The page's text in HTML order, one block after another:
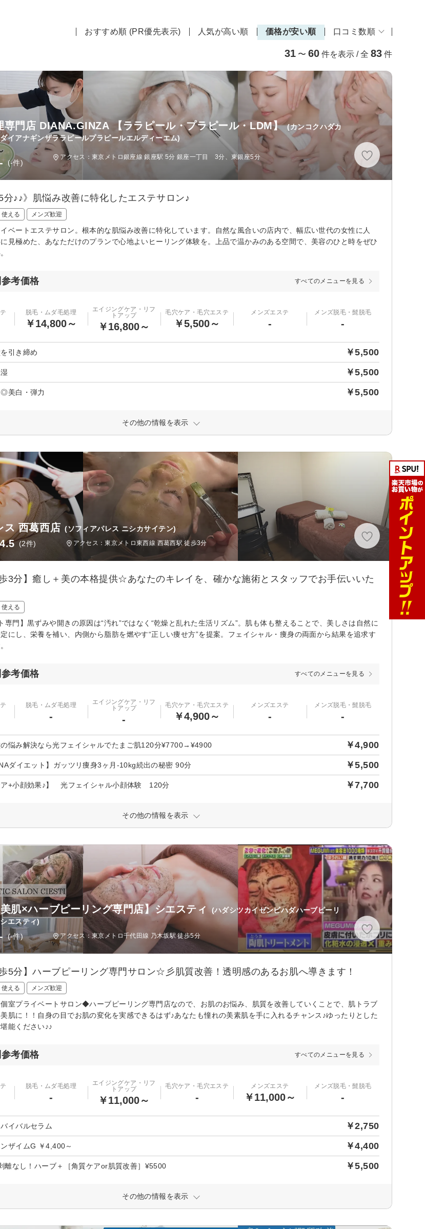
おすすめ順 (PR優先表示) 人気が高い順 価格が安い順 口コミ数順
31 〜 60 件を表示 / 全 83 件
専門店 DIANA.GINZA 【ララピール・プラピール・LDM】 (カンコクハダカ
イアナギンザララピールプラピールエルディーエム)
- (-件)
アクセス：東京メトロ銀座線 銀座駅 5分 銀座一丁目 3分、東銀座5分
分♪♪》肌悩み改善に特化したエステサロン♪
える メンズ歓迎
ベートエステサロン。根本的な肌悩み改善に特化しています。自然な風合いの店内で、幅広い世代の女性に人
見極めた、あなただけのプランで心地よいヒーリング体験を。上品で温かみのある空間で、美容のひと時をぜひ
考価格 すべてのメニューを見る
脱毛・ムダ毛処理
￥14,800～
エイジングケア・リフ
トアップ
￥16,800～
毛穴ケア・毛穴エステ
￥5,500～
メンズエステ
-
メンズ脱毛・髭脱毛
-
引き締め ￥5,500
￥5,500
◎美白・弾力 ￥5,500
その他の情報を表示
ス 西葛西店 (ソフィアパレス ニシカサイテン)
4.5 (2件) アクセス：東京メトロ東西線 西葛西駅 徒歩3分
歩3分】癒し＋美の本格提供☆あなたのキレイを、確かな施術とスタッフでお手伝いいた
える
専門】黒ずみや開きの原因は“汚れ”ではなく“乾燥と乱れた生活リズム”。肌も体も整えることで、美しさは自然に
にし、栄養を補い、内側から脂肪を燃やす“正しい痩せ方”を提案。フェイシャル・痩身の両面から結果を追求す
考価格 すべてのメニューを見る
脱毛・ムダ毛処理
-
エイジングケア・リフ
トアップ
-
毛穴ケア・毛穴エステ
￥4,900～
メンズエステ
-
メンズ脱毛・髭脱毛
-
の悩み解決なら光フェイシャルでたまご肌120分¥7700→¥4900 ￥4,900
ダイエット】ガッツリ痩身3ヶ月-10kg続出の秘密 90分 ￥5,500
ア+小顔効果♪】 光フェイシャル小顔体験 120分 ￥7,700
その他の情報を表示
肌×ハーブピーリング専門店】シエスティ
(ハダシツカイゼンビハダハーブピーリ
エスティ)
- (-件) アクセス：東京メトロ千代田線 乃木坂駅 徒歩5分
歩5分】ハーブピーリング専門サロン☆彡肌質改善！透明感のあるお肌へ導きます！
える メンズ歓迎
室プライベートサロン◆ハーブピーリング専門店なので、お肌のお悩み、肌質を改善していくことで、肌トラブ
肌に！！自身の目でお肌の変化を実感できるはず♪あなたも憧れの美素肌を手に入れるチャンス♪ゆったりとした
能ください♪♪
考価格 すべてのメニューを見る
脱毛・ムダ毛処理
-
エイジングケア・リフ
トアップ
￥11,000～
毛穴ケア・毛穴エステ
-
メンズエステ
￥11,000～
メンズ脱毛・髭脱毛
-
イバルセラム ￥2,750
ンザイムG ￥4,400～ ￥4,400
離なし！ハーブ＋［角質ケアor肌質改善］¥5500 ￥5,500
その他の情報を表示